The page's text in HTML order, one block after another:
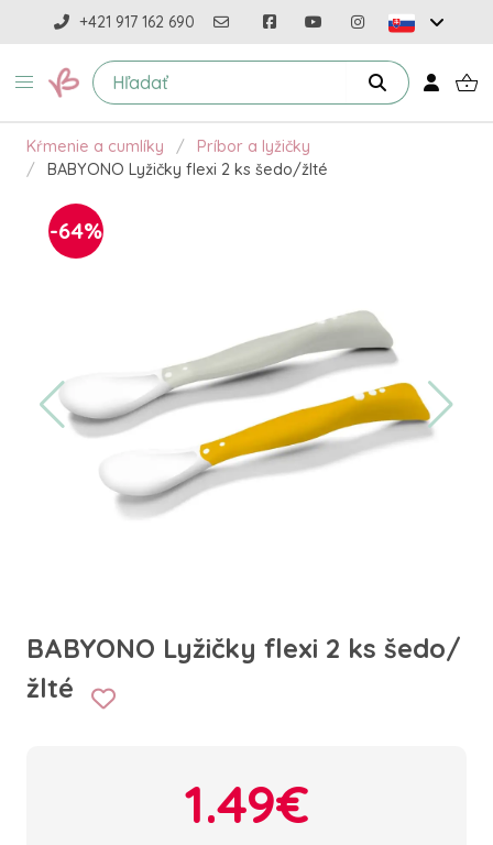
+421 917 162 690
Kŕmenie a cumlíky
Príbor a lyžičky
BABYONO Lyžičky flexi 2 ks šedo/žlté
-64%
BABYONO Lyžičky flexi 2 ks šedo/
žlté
1.49€